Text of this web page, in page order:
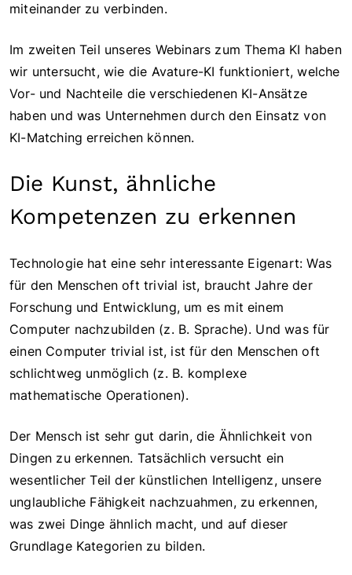
miteinander zu verbinden.
Im zweiten Teil unseres Webinars zum Thema KI haben
wir untersucht, wie die Avature-KI funktioniert, welche
Vor- und Nachteile die verschiedenen KI-Ansätze
haben und was Unternehmen durch den Einsatz von
KI-Matching erreichen können.
Die Kunst, ähnliche
Kompetenzen zu erkennen
Technologie hat eine sehr interessante Eigenart: Was
für den Menschen oft trivial ist, braucht Jahre der
Forschung und Entwicklung, um es mit einem
Computer nachzubilden (z. B. Sprache). Und was für
einen Computer trivial ist, ist für den Menschen oft
schlichtweg unmöglich (z. B. komplexe
mathematische Operationen).
Der Mensch ist sehr gut darin, die Ähnlichkeit von
Dingen zu erkennen. Tatsächlich versucht ein
wesentlicher Teil der künstlichen Intelligenz, unsere
unglaubliche Fähigkeit nachzuahmen, zu erkennen,
was zwei Dinge ähnlich macht, und auf dieser
Grundlage Kategorien zu bilden.